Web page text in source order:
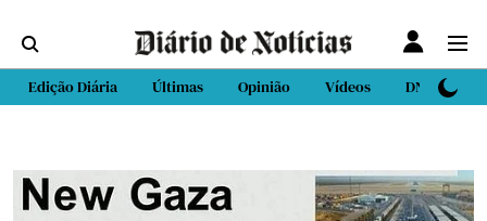
Edição Diária Últimas Opinião Vídeos DN Sport